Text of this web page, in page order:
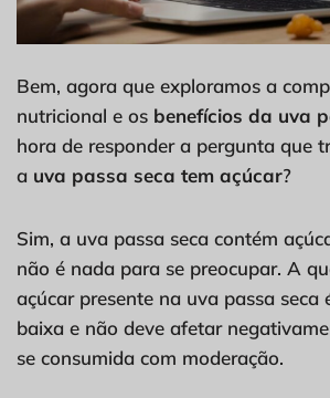
Bem, agora que exploramos a
nutricional e os benefícios da uva
hora de responder a pergunta que
a uva passa seca tem açúcar?
Sim, a uva passa seca contém
não é nada para se preocupar. A
açúcar presente na uva passa seca
baixa e não deve afetar
se consumida com moderação.